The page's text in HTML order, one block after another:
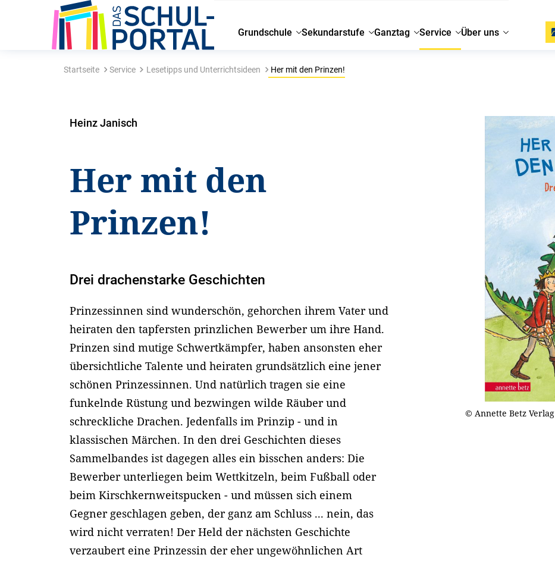
Grundschule Sekundarstufe Ganztag Service Über uns
Startseite Service Lesetipps und Unterrichtsideen Her mit den Prinzen!
Heinz Janisch
Her mit den
Prinzen!
Drei drachenstarke Geschichten
Prinzessinnen sind wunderschön, gehorchen ihrem Vater und
heiraten den tapfersten prinzlichen Bewerber um ihre Hand.
Prinzen sind mutige Schwertkämpfer, haben ansonsten eher
übersichtliche Talente und heiraten grundsätzlich eine jener
schönen Prinzessinnen. Und natürlich tragen sie eine
funkelnde Rüstung und bezwingen wilde Räuber und
schreckliche Drachen. Jedenfalls im Prinzip - und in
klassischen Märchen. In den drei Geschichten dieses
Sammelbandes ist dagegen alles ein bisschen anders: Die
Bewerber unterliegen beim Wettkitzeln, beim Fußball oder
beim Kirschkernweitspucken - und müssen sich einem
Gegner geschlagen geben, der ganz am Schluss ... nein, das
wird nicht verraten! Der Held der nächsten Geschichte
verzaubert eine Prinzessin der eher ungewöhnlichen Art
© Annette Betz Verlag